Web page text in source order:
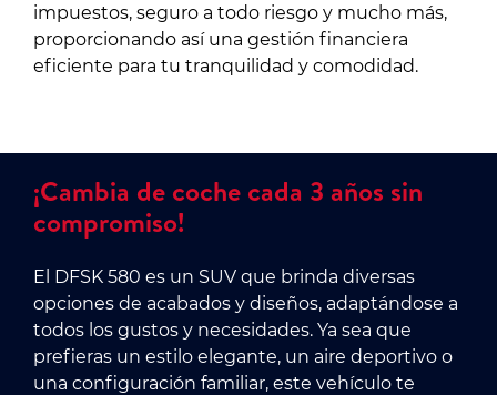
impuestos, seguro a todo riesgo y mucho más,
proporcionando así una gestión financiera
eficiente para tu tranquilidad y comodidad.
¡Cambia de coche cada 3 años sin
compromiso!
El DFSK 580 es un SUV que brinda diversas
opciones de acabados y diseños, adaptándose a
todos los gustos y necesidades. Ya sea que
prefieras un estilo elegante, un aire deportivo o
una configuración familiar, este vehículo te